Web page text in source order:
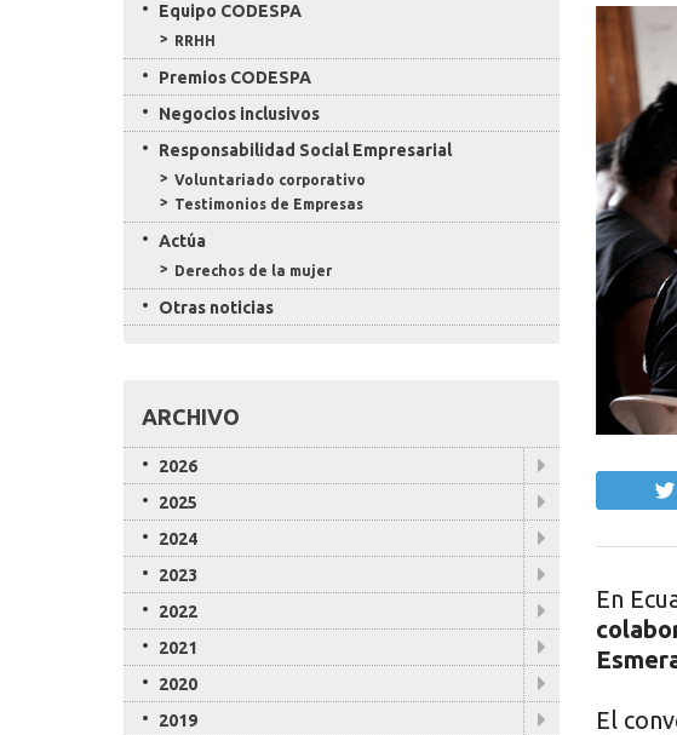
En
El
Equipo CODESPA
RRHH
Premios CODESPA
Negocios inclusivos
Responsabilidad Social Empresarial
Voluntariado corporativo
Testimonios de Empresas
Actúa
Derechos de la mujer
Otras noticias
ARCHIVO
2026
2025
2024
2023
2022
2021
2020
2019